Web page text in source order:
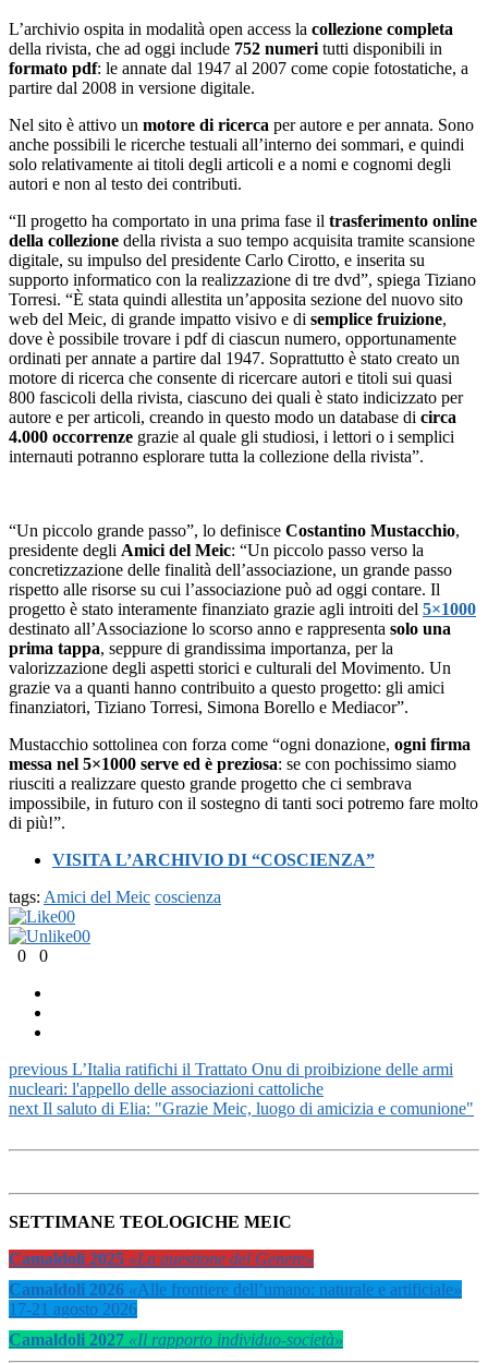
L’archivio ospita in modalità open access la collezione completa
della rivista, che ad oggi include 752 numeri tutti disponibili in
formato pdf: le annate dal 1947 al 2007 come copie fotostatiche, a
partire dal 2008 in versione digitale.
Nel sito è attivo un motore di ricerca per autore e per annata. Sono
anche possibili le ricerche testuali all’interno dei sommari, e quindi
solo relativamente ai titoli degli articoli e a nomi e cognomi degli
autori e non al testo dei contributi.
“Il progetto ha comportato in una prima fase il trasferimento online
della collezione della rivista a suo tempo acquisita tramite scansione
digitale, su impulso del presidente Carlo Cirotto, e inserita su
supporto informatico con la realizzazione di tre dvd”, spiega Tiziano
Torresi. “È stata quindi allestita un’apposita sezione del nuovo sito
web del Meic, di grande impatto visivo e di semplice fruizione,
dove è possibile trovare i pdf di ciascun numero, opportunamente
ordinati per annate a partire dal 1947. Soprattutto è stato creato un
motore di ricerca che consente di ricercare autori e titoli sui quasi
800 fascicoli della rivista, ciascuno dei quali è stato indicizzato per
autore e per articoli, creando in questo modo un database di circa
4.000 occorrenze grazie al quale gli studiosi, i lettori o i semplici
internauti potranno esplorare tutta la collezione della rivista”.
“Un piccolo grande passo”, lo definisce Costantino Mustacchio,
presidente degli Amici del Meic: “Un piccolo passo verso la
concretizzazione delle finalità dell’associazione, un grande passo
rispetto alle risorse su cui l’associazione può ad oggi contare. Il
progetto è stato interamente finanziato grazie agli introiti del 5×1000
destinato all’Associazione lo scorso anno e rappresenta solo una
prima tappa, seppure di grandissima importanza, per la
valorizzazione degli aspetti storici e culturali del Movimento. Un
grazie va a quanti hanno contribuito a questo progetto: gli amici
finanziatori, Tiziano Torresi, Simona Borello e Mediacor”.
Mustacchio sottolinea con forza come “ogni donazione, ogni firma
messa nel 5×1000 serve ed è preziosa: se con pochissimo siamo
riusciti a realizzare questo grande progetto che ci sembrava
impossibile, in futuro con il sostegno di tanti soci potremo fare molto
di più!”.
VISITA L’ARCHIVIO DI “COSCIENZA”
tags: Amici del Meic coscienza
00
00
0
0
previous L’Italia ratifichi il Trattato Onu di proibizione delle armi
nucleari: l'appello delle associazioni cattoliche
next Il saluto di Elia: "Grazie Meic, luogo di amicizia e comunione"
SETTIMANE TEOLOGICHE MEIC
Camaldoli 2025 «La questione del Genere»
Camaldoli 2026 «Alle frontiere dell’umano: naturale e artificiale»
17-21 agosto 2026
Camaldoli 2027 «Il rapporto individuo-società»